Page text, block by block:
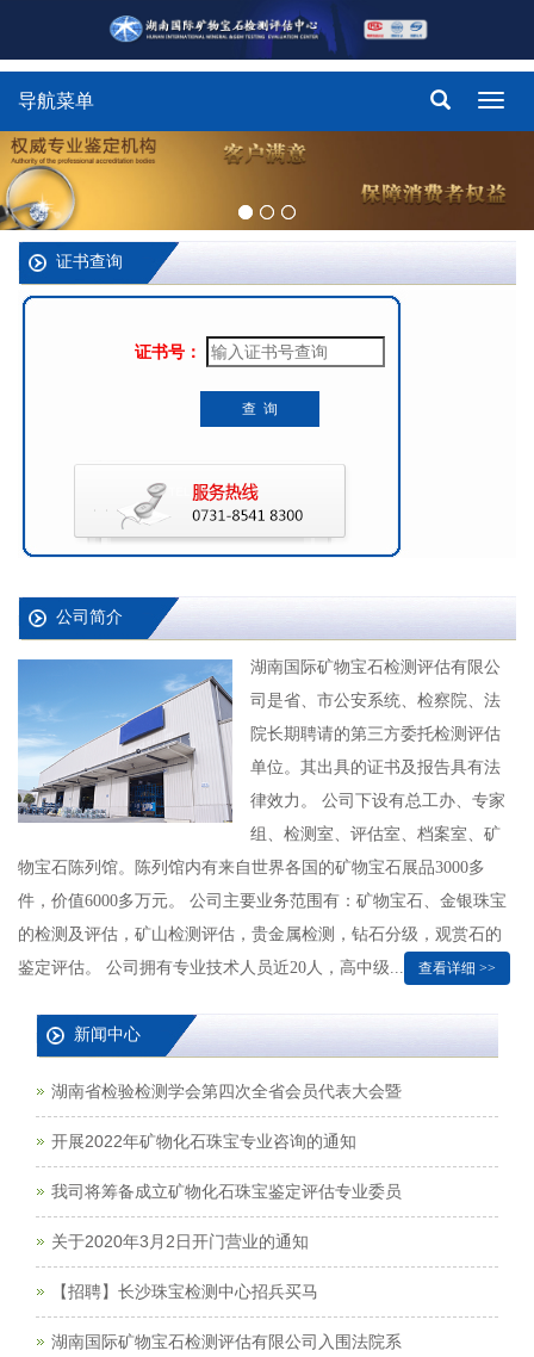
导航菜单
证书查询
证书号：
查 询
公司简介
湖南国际矿物宝石检测评估有限公
司是省、市公安系统、检察院、法
院长期聘请的第三方委托检测评估
单位。其出具的证书及报告具有法
律效力。 公司下设有总工办、专家
组、检测室、评估室、档案室、矿
物宝石陈列馆。陈列馆内有来自世界各国的矿物宝石展品3000多
件，价值6000多万元。 公司主要业务范围有：矿物宝石、金银珠宝
的检测及评估，矿山检测评估，贵金属检测，钻石分级，观赏石的
鉴定评估。 公司拥有专业技术人员近20人，高中级...
查看详细 >>
新闻中心
湖南省检验检测学会第四次全省会员代表大会暨
开展2022年矿物化石珠宝专业咨询的通知
我司将筹备成立矿物化石珠宝鉴定评估专业委员
关于2020年3月2日开门营业的通知
【招聘】长沙珠宝检测中心招兵买马
湖南国际矿物宝石检测评估有限公司入围法院系